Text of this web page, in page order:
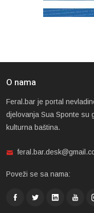
O nama
Feral.bar je portal
djelovanja Sua Sponte su
kulturna baština.
Poveži se sa nama: